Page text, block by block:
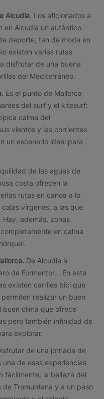
Alcudia. Los aficionados a
en Alcudia un auténtico
deporte, tan de moda en
existen varias rutas
disfrutar de una buena
del Mediterráneo.
. Es el punto de Mallorca
del surf y el kitesurf:
calma del
vientos y las corrientes
un escenario ideal para
de las aguas de
costa ofrecen la
rutas en canoa a lo
vírgenes, a las que
Hay, además, zonas
en calma
De Alcudia a
de Formentor… En esta
existen carriles bici que
realizar un buen
buen clima que ofrece
pero también infinidad de
explorar.
de una jornada de
de esas experiencias
fácilmente: la belleza del
de Tramuntana y a un paso